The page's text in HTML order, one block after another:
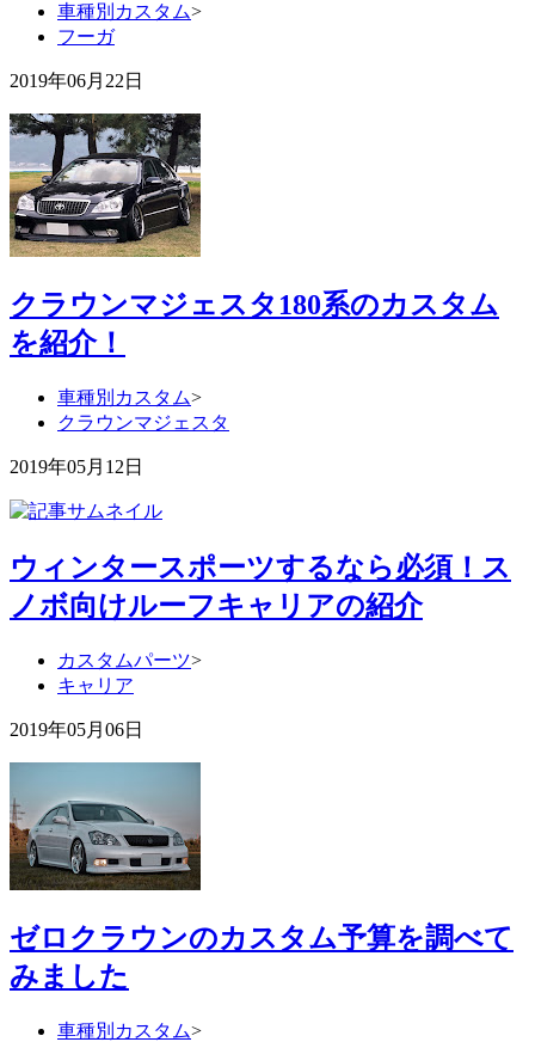
車種別カスタム>
フーガ
2019年06月22日
クラウンマジェスタ180系のカスタム
を紹介！
車種別カスタム>
クラウンマジェスタ
2019年05月12日
ウィンタースポーツするなら必須！ス
ノボ向けルーフキャリアの紹介
カスタムパーツ>
キャリア
2019年05月06日
ゼロクラウンのカスタム予算を調べて
みました
車種別カスタム>